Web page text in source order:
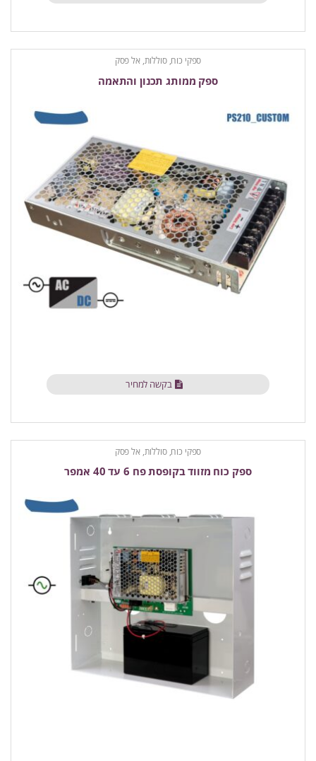
ספקי כוח, סוללות, אל פסק
ספק ממותג תכנון והתאמה
בקשה למחיר
ספקי כוח, סוללות, אל פסק
ספק כוח מזווד בקופסת פח 6 עד 40 אמפר